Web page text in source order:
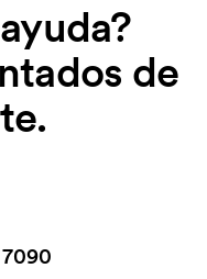
de